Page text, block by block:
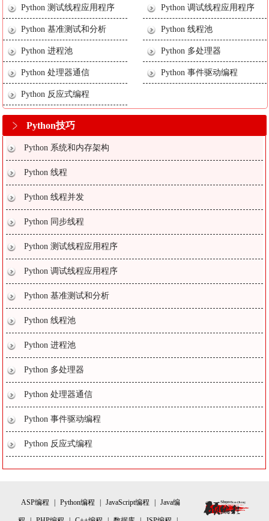
Python 测试线程应用程序 Python 调试线程应用程序
Python 基准测试和分析 Python 线程池
Python 进程池 Python 多处理器
Python 处理器通信 Python 事件驱动编程
Python 反应式编程
Python技巧
Python 系统和内存架构
Python 线程
Python 线程并发
Python 同步线程
Python 测试线程应用程序
Python 调试线程应用程序
Python 基准测试和分析
Python 线程池
Python 进程池
Python 多处理器
Python 处理器通信
Python 事件驱动编程
Python 反应式编程
ASP编程 | Python编程 | JavaScript编程 | Java编